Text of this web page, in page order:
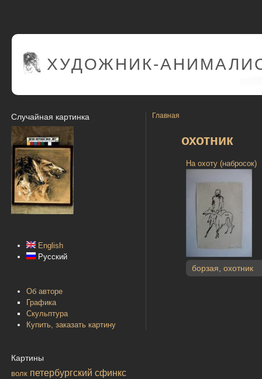
ХУДОЖНИК-
Случайная картинка
English
Русский
Об авторе
Графика
Скульптура
Купить, заказать картину
Картины
волк петербургский сфинкс
Главная
охотник
На охоту (набросок)
борзая охотник